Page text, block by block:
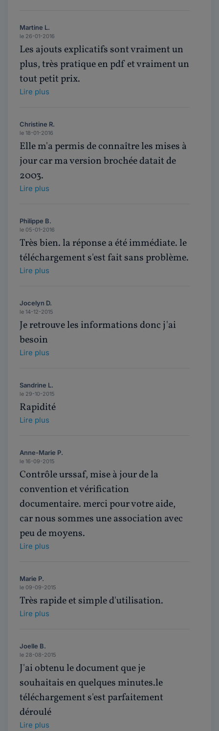
Martine L.
le 26-01-2016
Les ajouts explicatifs sont vraiment un
plus, très pratique en pdf et vraiment un
tout petit prix.
Lire plus
Christine R.
le 18-01-2016
Elle m'a permis de connaître les mises à
jour car ma version brochée datait de
2003.
Lire plus
Philippe B.
le 05-01-2016
Très bien. la réponse a été immédiate. le
téléchargement s'est fait sans problème.
Lire plus
Jocelyn D.
le 14-12-2015
Je retrouve les informations donc j'ai
besoin
Lire plus
Sandrine L.
le 29-10-2015
Rapidité
Lire plus
Anne-Marie P.
le 16-09-2015
Contrôle urssaf, mise à jour de la
convention et vérification
documentaire. merci pour votre aide,
car nous sommes une association avec
peu de moyens.
Lire plus
Marie P.
le 09-09-2015
Très rapide et simple d'utilisation.
Lire plus
Joelle B.
le 28-08-2015
J'ai obtenu le document que je
souhaitais en quelques minutes.le
téléchargement s'est parfaitement
déroulé
Lire plus